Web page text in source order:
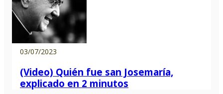
03/07/2023
(Video) Quién fue san Josemaría,
explicado en 2 minutos